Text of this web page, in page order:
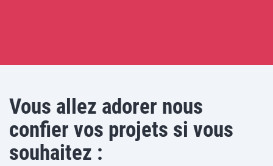
Vous allez adorer nous
confier vos projets si vous
souhaitez :